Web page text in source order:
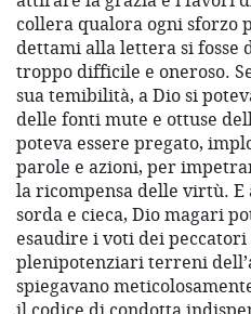
collera qualora ogni sforzo
dettami alla lettera si fosse
troppo difficile e oneroso.
sua temibilità, a Dio si
delle fonti mute e ottuse
poteva essere pregato,
parole e azioni, per
la ricompensa delle virtù.
sorda e cieca, Dio magari
esaudire i voti dei
plenipotenziari terreni
spiegavano